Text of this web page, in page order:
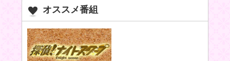
オススメ番組